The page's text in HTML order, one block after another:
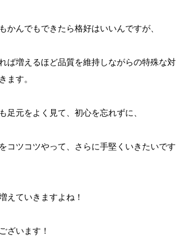
かんでもできたら格好はいいんですが、
ば増えるほど品質を維持しながらの特殊な対
ます。
足元をよく見て、初心を忘れずに、
コツコツやって、さらに手堅くいきたいです
えていきますよね！
ざいます！